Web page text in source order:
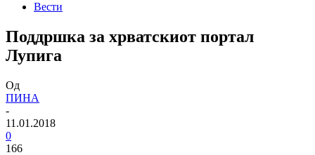
Вести
Поддршка за хрватскиот портал
Лупига
Од
ПИНА
-
11.01.2018
0
166